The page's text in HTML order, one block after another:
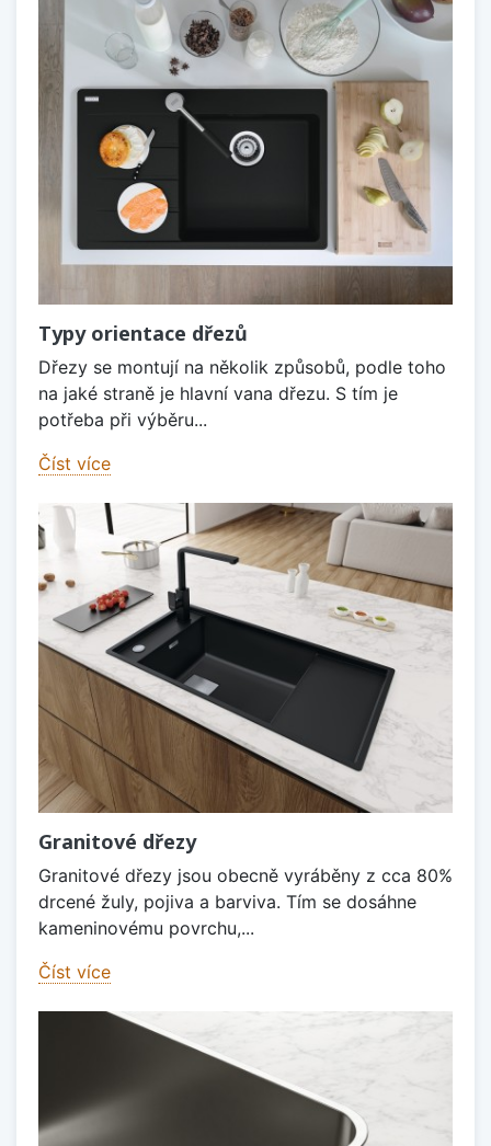
Typy orientace dřezů
Dřezy se montují na několik způsobů, podle toho
na jaké straně je hlavní vana dřezu. S tím je
potřeba při výběru...
Číst více
Granitové dřezy
Granitové dřezy jsou obecně vyráběny z cca 80%
drcené žuly, pojiva a barviva. Tím se dosáhne
kameninovému povrchu,...
Číst více